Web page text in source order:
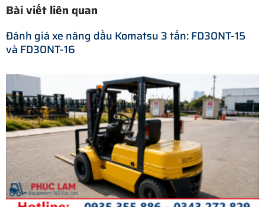
Bài viết liên quan
Đánh giá xe nâng dầu Komatsu 3 tấn: FD30NT-15
và FD30NT-16